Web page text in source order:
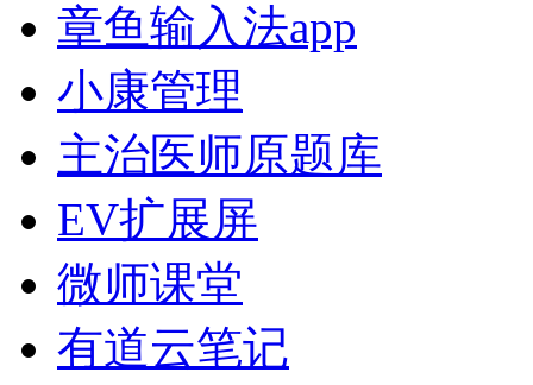
章鱼输入法app
小康管理
主治医师原题库
EV扩展屏
微师课堂
有道云笔记